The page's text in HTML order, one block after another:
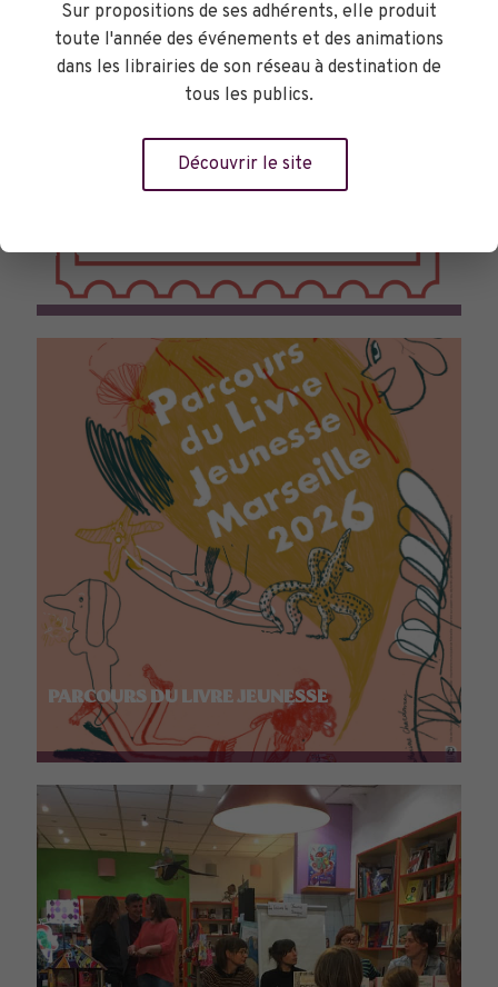
TOURNÉES GÉNÉRALES
PARCOURS DU LIVRE JEUNESSE
Sur propositions de ses adhérents, elle produit
toute l'année des événements et des animations
dans les librairies de son réseau à destination de
tous les publics.
Découvrir le site